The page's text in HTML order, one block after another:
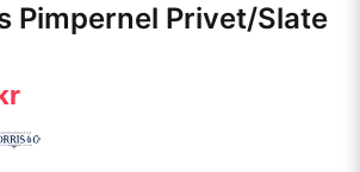
Pimpernel Privet/Slate